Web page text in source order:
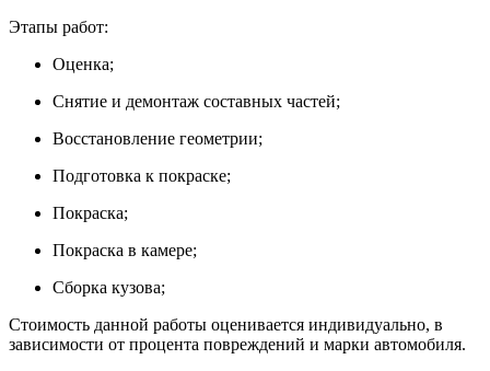
Этапы работ:
Оценка;
Снятие и демонтаж составных частей;
Восстановление геометрии;
Подготовка к покраске;
Покраска;
Покраска в камере;
Сборка кузова;
Стоимость данной работы оценивается индивидуально, в
зависимости от процента повреждений и марки автомобиля.